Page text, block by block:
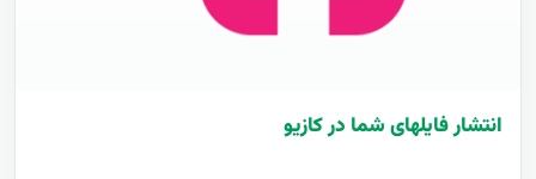
انتشار فایلهای شما در کازیو